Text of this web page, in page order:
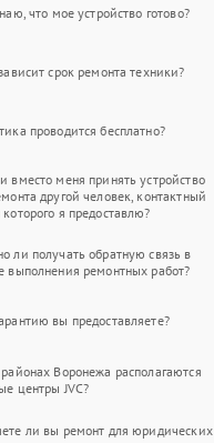
что мое устройство готово?
срок ремонта техники?
проводится бесплатно?
вместо меня принять устройство
другой человек, контактный
я предоставлю?
ли получать обратную связь в
выполнения ремонтных работ?
вы предоставляете?
Воронежа располагаются
центры JVC?
ли вы ремонт для юридических